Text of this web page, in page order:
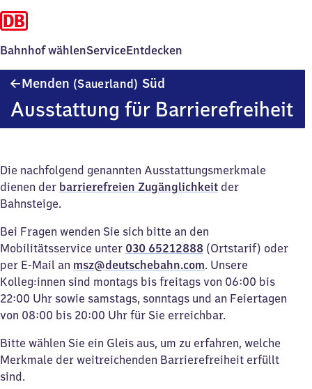
Bahnhof wählenServiceEntdecken
Menden (Sauerland) Süd
Süd
Ausstattung für Barrierefreiheit
Die nachfolgend genannten Ausstattungsmerkmale
dienen der barrierefreien Zugänglichkeit der
Bahnsteige.
Bei Fragen wenden Sie sich bitte an den
Mobilitätsservice unter 030 65212888 (Ortstarif) oder
per E-Mail an msz@deutschebahn.com. Unsere
Kolleg:innen sind montags bis freitags von 06:00 bis
22:00 Uhr sowie samstags, sonntags und an Feiertagen
von 08:00 bis 20:00 Uhr für Sie erreichbar.
Bitte wählen Sie ein Gleis aus, um zu erfahren, welche
Merkmale der weitreichenden Barrierefreiheit erfüllt
sind.